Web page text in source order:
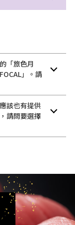
「旅色月
」。請
該也有提供
請問要選擇